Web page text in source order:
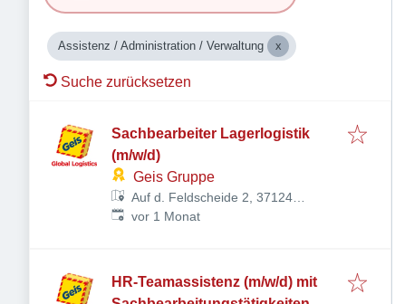
Assistenz / Administration / Verwaltung
Suche zurücksetzen
Sachbearbeiter Lagerlogistik
(m/w/d)
Geis Gruppe
Auf d. Feldscheide 2, 37124
Rosdorf, Deutschland
Veröffentlicht:
vor 1 Monat
HR-Teamassistenz (m/w/d) mit